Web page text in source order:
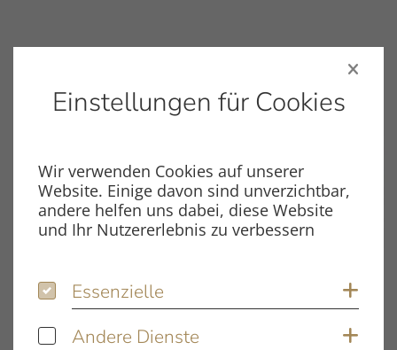
Abdeckhauben aus Acryl
Einstellungen für Cookies
Wir verwenden Cookies auf unserer
Website. Einige davon sind unverzichtbar,
andere helfen uns dabei, diese Website
und Ihr Nutzererlebnis zu verbessern
Essenzielle
Essenzielle
Andere Dienste
Andere Dienste